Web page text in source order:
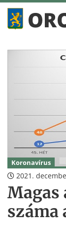
Koronavírus
2021.
Magas
száma